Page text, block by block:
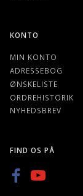
KONTO
MIN KONTO
ADRESSEBOG
ØNSKELISTE
ORDREHISTORIK
NYHEDSBREV
FIND OS PÅ